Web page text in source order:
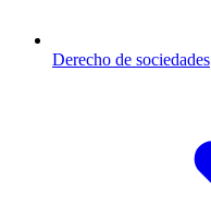
Derecho de sociedades